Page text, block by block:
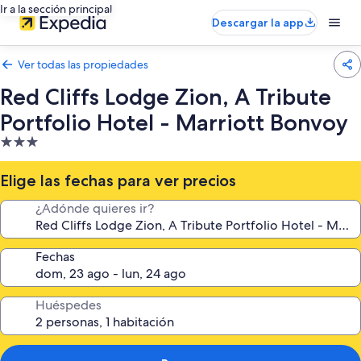
Ir a la sección principal
Descargar la app
Ver todas las propiedades
Red Cliffs Lodge Zion, A Tribute
Portfolio Hotel - Marriott Bonvoy
Propiedad
de
3.0
estrellas
Elige las fechas para ver precios
¿Adónde quieres ir?
Fechas
Huéspedes